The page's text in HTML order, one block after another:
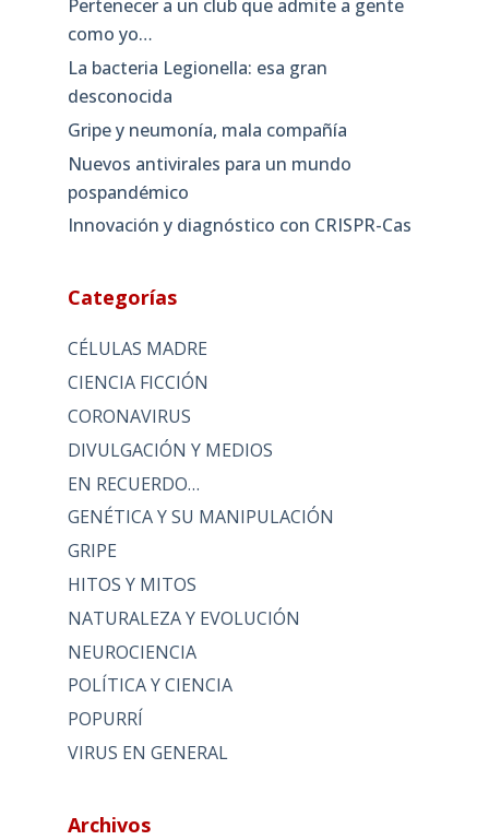
Pertenecer a un club que admite a gente
como yo…
La bacteria Legionella: esa gran
desconocida
Gripe y neumonía, mala compañía
Nuevos antivirales para un mundo
pospandémico
Innovación y diagnóstico con CRISPR-Cas
Categorías
CÉLULAS MADRE
CIENCIA FICCIÓN
CORONAVIRUS
DIVULGACIÓN Y MEDIOS
EN RECUERDO…
GENÉTICA Y SU MANIPULACIÓN
GRIPE
HITOS Y MITOS
NATURALEZA Y EVOLUCIÓN
NEUROCIENCIA
POLÍTICA Y CIENCIA
POPURRÍ
VIRUS EN GENERAL
Archivos